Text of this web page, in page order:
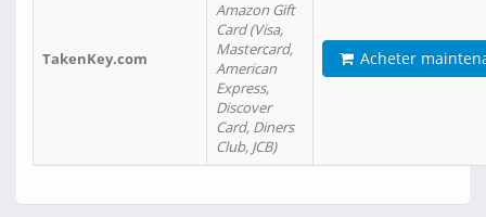
TakenKey.com
Amazon Gift
Card (Visa,
Mastercard,
American
Express,
Discover
Card, Diners
Club, JCB)
Acheter